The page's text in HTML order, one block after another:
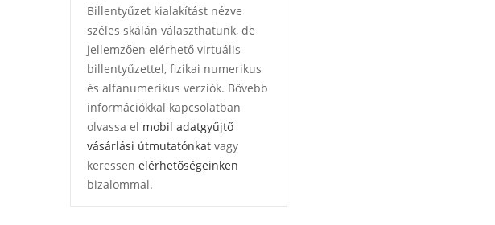
Billentyűzet kialakítást nézve
széles skálán választhatunk, de
jellemzően elérhető virtuális
billentyűzettel, fizikai numerikus
és alfanumerikus verziók. Bővebb
információkkal kapcsolatban
olvassa el mobil adatgyűjtő
vásárlási útmutatónkat vagy
keressen elérhetőségeinken
bizalommal.